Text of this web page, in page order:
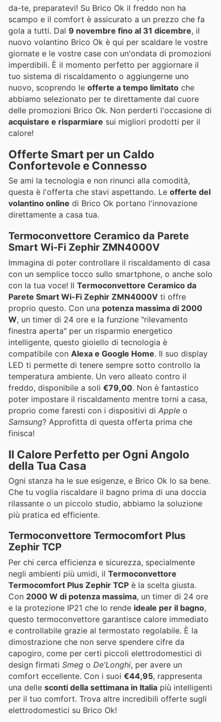
da-te, preparatevi! Su Brico Ok il freddo non ha
scampo e il comfort è assicurato a un prezzo che fa
gola a tutti. Dal 9 novembre fino al 31 dicembre, il
nuovo volantino Brico Ok è qui per scaldare le vostre
giornate e le vostre case con un'ondata di promozioni
imperdibili. È il momento perfetto per aggiornare il
tuo sistema di riscaldamento o aggiungerne uno
nuovo, scoprendo le offerte a tempo limitato che
abbiamo selezionato per te direttamente dal cuore
delle promozioni Brico Ok. Non perderti l'occasione di
acquistare e risparmiare sui migliori prodotti per il
calore!
Offerte Smart per un Caldo
Confortevole e Connesso
Se ami la tecnologia e non rinunci alla comodità,
questa è l'offerta che stavi aspettando. Le offerte del
volantino online di Brico Ok portano l'innovazione
direttamente a casa tua.
Termoconvettore Ceramico da Parete
Smart Wi-Fi Zephir ZMN4000V
Immagina di poter controllare il riscaldamento di casa
con un semplice tocco sullo smartphone, o anche solo
con la tua voce! Il Termoconvettore Ceramico da
Parete Smart Wi-Fi Zephir ZMN4000V ti offre
proprio questo. Con una potenza massima di 2000
W, un timer di 24 ore e la funzione "rilevamento
finestra aperta" per un risparmio energetico
intelligente, questo gioiello di tecnologia è
compatibile con Alexa e Google Home. Il suo display
LED ti permette di tenere sempre sotto controllo la
temperatura ambiente. Un vero alleato contro il
freddo, disponibile a soli €79,00. Non è fantastico
poter impostare il riscaldamento mentre torni a casa,
proprio come faresti con i dispositivi di Apple o
Samsung? Approfitta di questa offerta prima che
finisca!
Il Calore Perfetto per Ogni Angolo
della Tua Casa
Ogni stanza ha le sue esigenze, e Brico Ok lo sa bene.
Che tu voglia riscaldare il bagno prima di una doccia
rilassante o un piccolo studio, abbiamo la soluzione
più pratica ed efficiente.
Termoconvettore Termocomfort Plus
Zephir TCP
Per chi cerca efficienza e sicurezza, specialmente
negli ambienti più umidi, il Termoconvettore
Termocomfort Plus Zephir TCP è la scelta giusta.
Con 2000 W di potenza massima, un timer di 24 ore
e la protezione IP21 che lo rende ideale per il bagno,
questo termoconvettore garantisce calore immediato
e controllabile grazie al termostato regolabile. È la
dimostrazione che non serve spendere cifre da
capogiro, come per certi piccoli elettrodomestici di
design firmati Smeg o De'Longhi, per avere un
comfort eccellente. Con i suoi €44,95, rappresenta
una delle sconti della settimana in Italia più intelligenti
per il tuo comfort. Trova altre incredibili offerte sugli
elettrodomestici su Brico Ok!